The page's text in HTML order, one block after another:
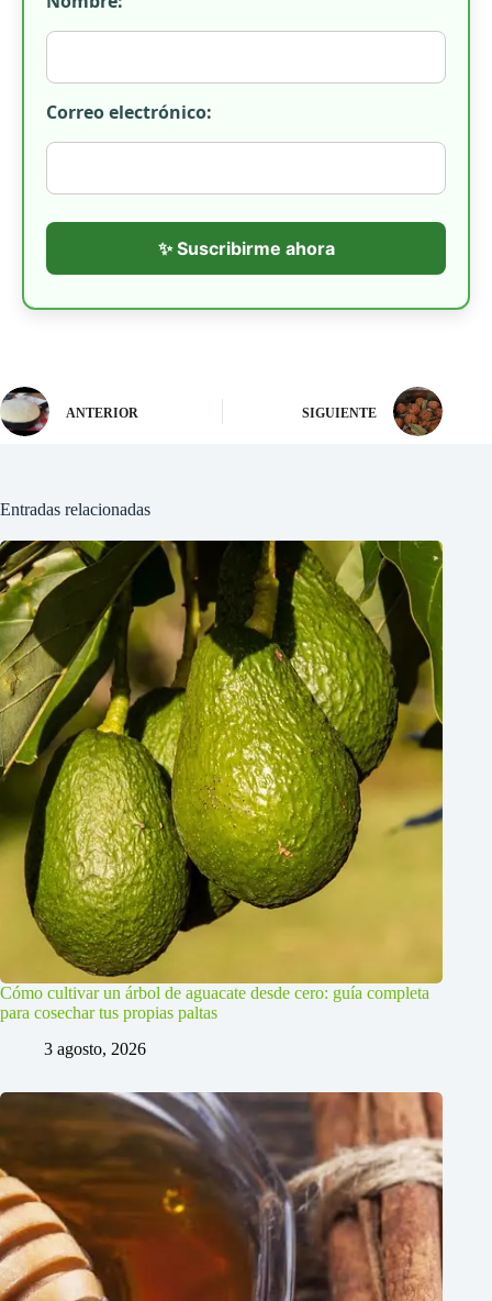
Correo electrónico:
✨ Suscribirme ahora
ANTERIOR SIGUIENTE
Entradas relacionadas
Cómo cultivar un árbol de aguacate desde cero: guía completa
para cosechar tus propias paltas
3 agosto, 2026